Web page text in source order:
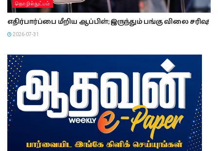
தொழில்நுட்பம்
எதிர்பார்ப்பை மீறிய ஆப்பிள்; இருந்தும் பங்கு விலை சரிவு!
2026-07-31